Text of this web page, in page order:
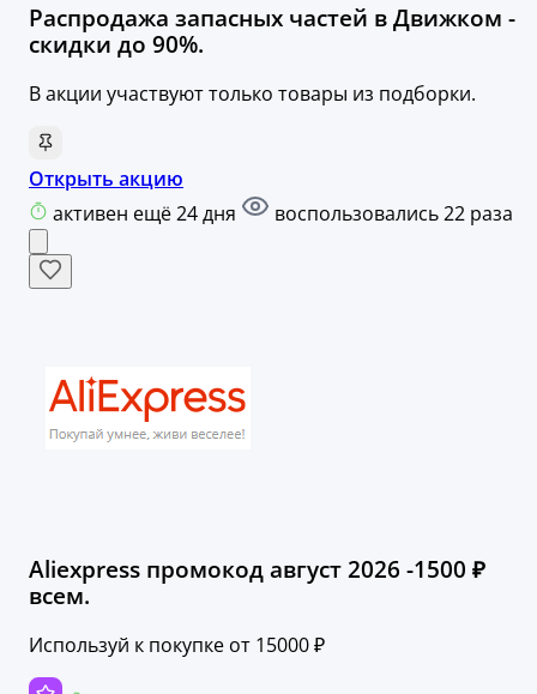
Распродажа запасных частей в Движком -
скидки до 90%.
В акции участвуют только товары из подборки.
Открыть акцию
активен ещё 24 дня
воспользовались 22 раза
Aliexpress промокод август 2026 -1500 ₽
всем.
Используй к покупке от 15000 ₽